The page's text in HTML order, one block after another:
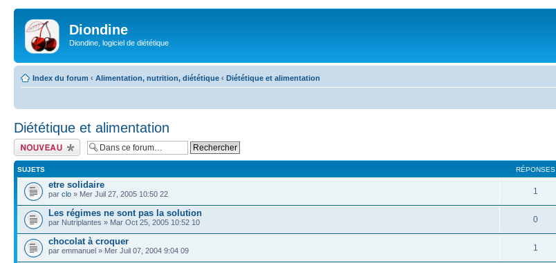
Diondine
Diondine, logiciel de diététique
Index du forum ‹ Alimentation, nutrition, diététique ‹ Diététique et alimentation
Diététique et alimentation
Écrire un nouveau
sujet
SUJETS RÉPONSES
etre solidaire
par clo » Mer Juil 27, 2005 10:50 22 1
Les régimes ne sont pas la solution
par Nutriplantes » Mar Oct 25, 2005 10:52 10 0
chocolat à croquer
par emmanuel » Mer Juil 07, 2004 9:04 09 1